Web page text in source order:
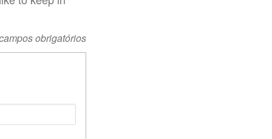
obrigatórios